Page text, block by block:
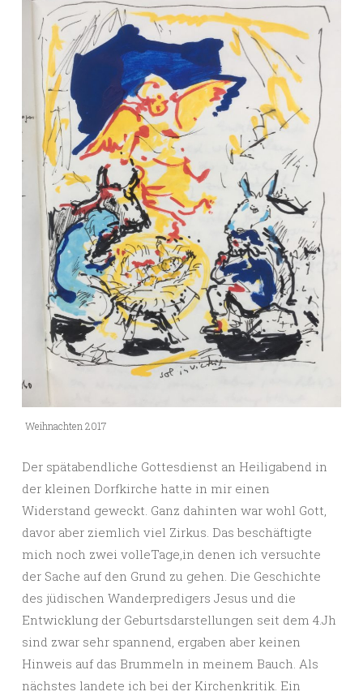
Weihnachten 2017
Der spätabendliche Gottesdienst an Heiligabend in
der kleinen Dorfkirche hatte in mir einen
Widerstand geweckt. Ganz dahinten war wohl Gott,
davor aber ziemlich viel Zirkus. Das beschäftigte
mich noch zwei volleTage,in denen ich versuchte
der Sache auf den Grund zu gehen. Die Geschichte
des jüdischen Wanderpredigers Jesus und die
Entwicklung der Geburtsdarstellungen seit dem 4.Jh
sind zwar sehr spannend, ergaben aber keinen
Hinweis auf das Brummeln in meinem Bauch. Als
nächstes landete ich bei der Kirchenkritik. Ein